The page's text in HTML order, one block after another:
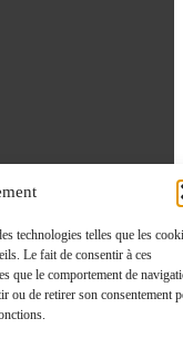
technologies telles que les
Le fait de consentir à ces
que le comportement de
ou de retirer son consentement